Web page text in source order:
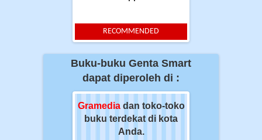
RECOMMENDED
Buku-buku Genta Smart
dapat diperoleh di :
Gramedia dan toko-toko
buku terdekat di kota
Anda.